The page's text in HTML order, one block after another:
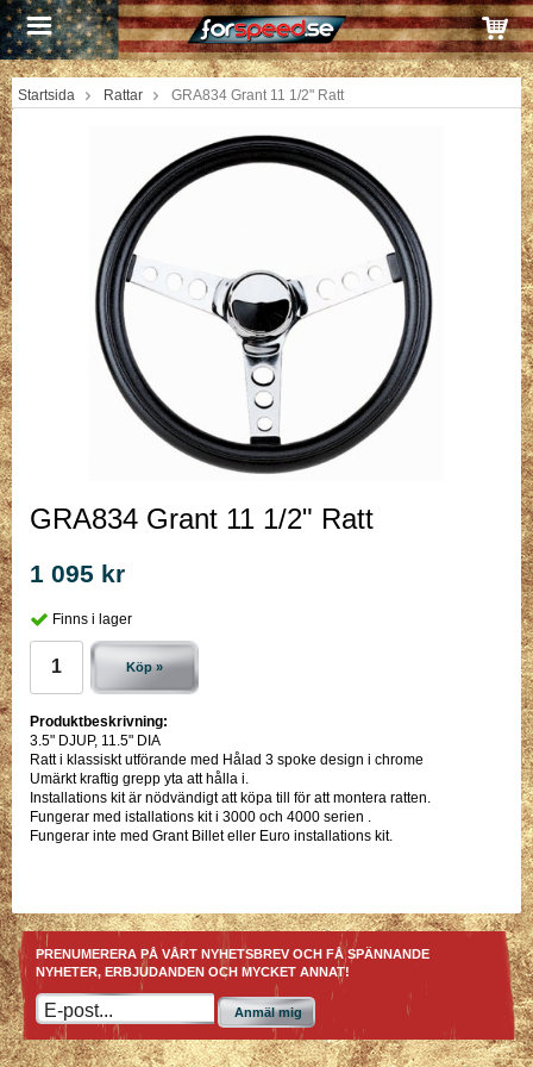
Startsida Rattar GRA834 Grant 11 1/2" Ratt
GRA834 Grant 11 1/2" Ratt
1 095 kr
Finns i lager
Köp »
Produktbeskrivning:
3.5" DJUP, 11.5" DIA
Ratt i klassiskt utförande med Hålad 3 spoke design i chrome
Umärkt kraftig grepp yta att hålla i.
Installations kit är nödvändigt att köpa till för att montera ratten.
Fungerar med istallations kit i 3000 och 4000 serien .
Fungerar inte med Grant Billet eller Euro installations kit.
PRENUMERERA PÅ VÅRT NYHETSBREV OCH FÅ SPÄNNANDE
NYHETER, ERBJUDANDEN OCH MYCKET ANNAT!
Anmäl mig